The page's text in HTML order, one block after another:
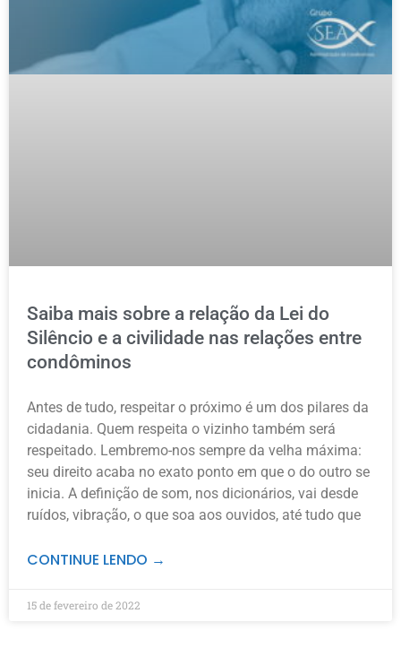
Saiba mais sobre a relação da Lei do
Silêncio e a civilidade nas relações entre
condôminos
Antes de tudo, respeitar o próximo é um dos pilares da
cidadania. Quem respeita o vizinho também será
respeitado. Lembremo-nos sempre da velha máxima:
seu direito acaba no exato ponto em que o do outro se
inicia. A definição de som, nos dicionários, vai desde
ruídos, vibração, o que soa aos ouvidos, até tudo que
CONTINUE LENDO →
15 de fevereiro de 2022